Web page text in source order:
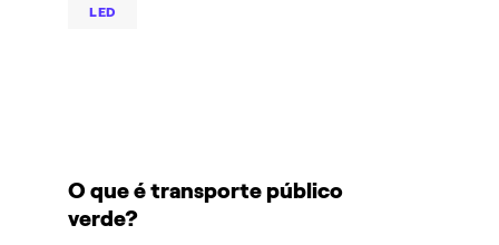
LED
O que é transporte público
verde?